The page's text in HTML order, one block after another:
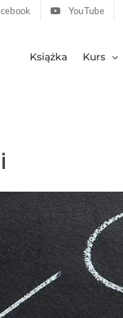
YouTube
Książka Kurs